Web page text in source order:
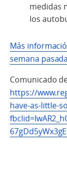
medidas
los
Más
semana pasada
Comunicado
https://
have-as-little-